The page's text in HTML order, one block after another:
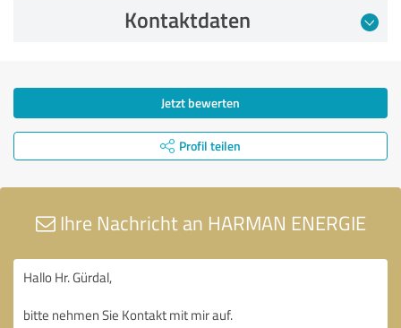
Kontaktdaten
Jetzt bewerten
Profil teilen
Ihre Nachricht an HARMAN ENERGIE